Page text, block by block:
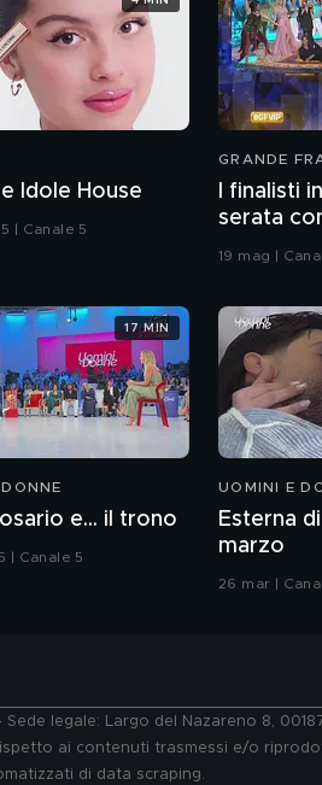
Idole House
| Canale 5
GRANDE
I finalisti
serata
19 mag |
e... il trono
| Canale 5
17 MIN
UOMINI E
Esterna
marzo
26 mar |
legale: Largo del Nazareno 8,
ai contenuti trasmessi e/o
di data scraping.